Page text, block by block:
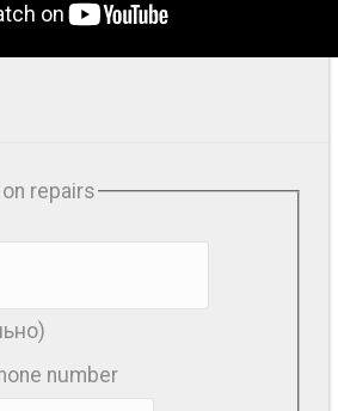
repairs
number